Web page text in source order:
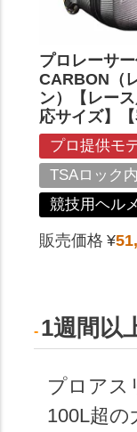
プロレーサ
CARBON（
ン）【レー
応サイズ】【
プロ提供モ
TSAロック
競技用ヘル
販売価格 ¥
1週間以
プロアス
100L超の